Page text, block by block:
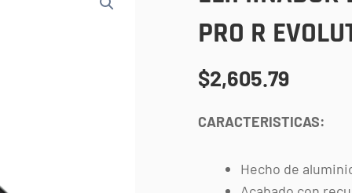
PRO R
$2,605.79
CARACTERISTICAS:
Hecho de